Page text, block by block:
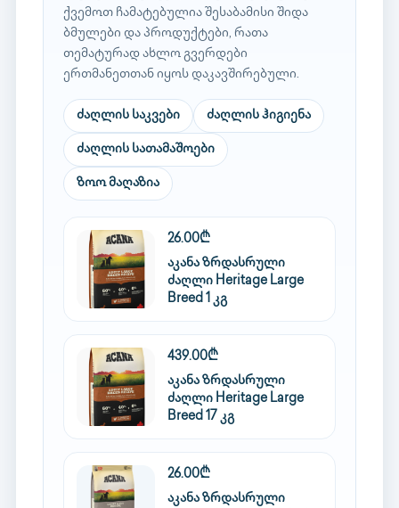
ქვემოთ ჩამატებულია შესაბამისი შიდა
ბმულები და პროდუქტები, რათა
თემატურად ახლო გვერდები
ერთმანეთთან იყოს დაკავშირებული.
ძაღლის საკვები ძაღლის ჰიგიენა
ძაღლის სათამაშოები
ზოო მაღაზია
26.00₾
აკანა ზრდასრული
ძაღლი Heritage Large
Breed 1 კგ
439.00₾
აკანა ზრდასრული
ძაღლი Heritage Large
Breed 17 კგ
26.00₾
აკანა ზრდასრული